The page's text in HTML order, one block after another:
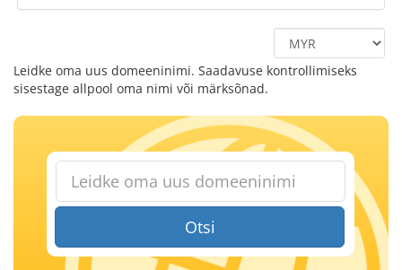
Leidke oma uus domeeninimi. Saadavuse kontrollimiseks
sisestage allpool oma nimi või märksõnad.
Otsi